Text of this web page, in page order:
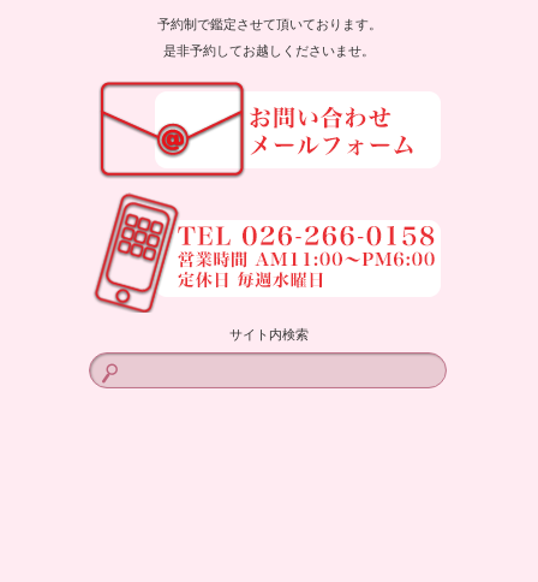
予約制で鑑定させて頂いております。
是非予約してお越しくださいませ。
サイト内検索